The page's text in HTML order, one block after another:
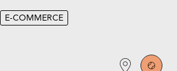
E-COMMERCE